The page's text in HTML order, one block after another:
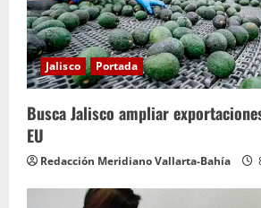
Jalisco Portada
Busca Jalisco ampliar
EU
Redacción Meridiano Vallarta-Bahía